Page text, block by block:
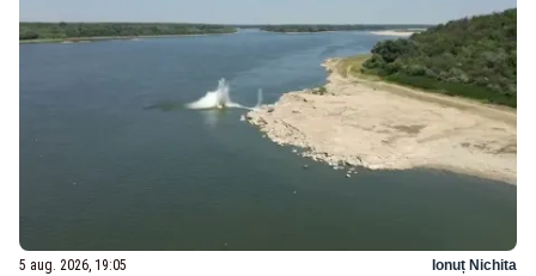
5 aug. 2026, 19:05 Ionuț Nichita